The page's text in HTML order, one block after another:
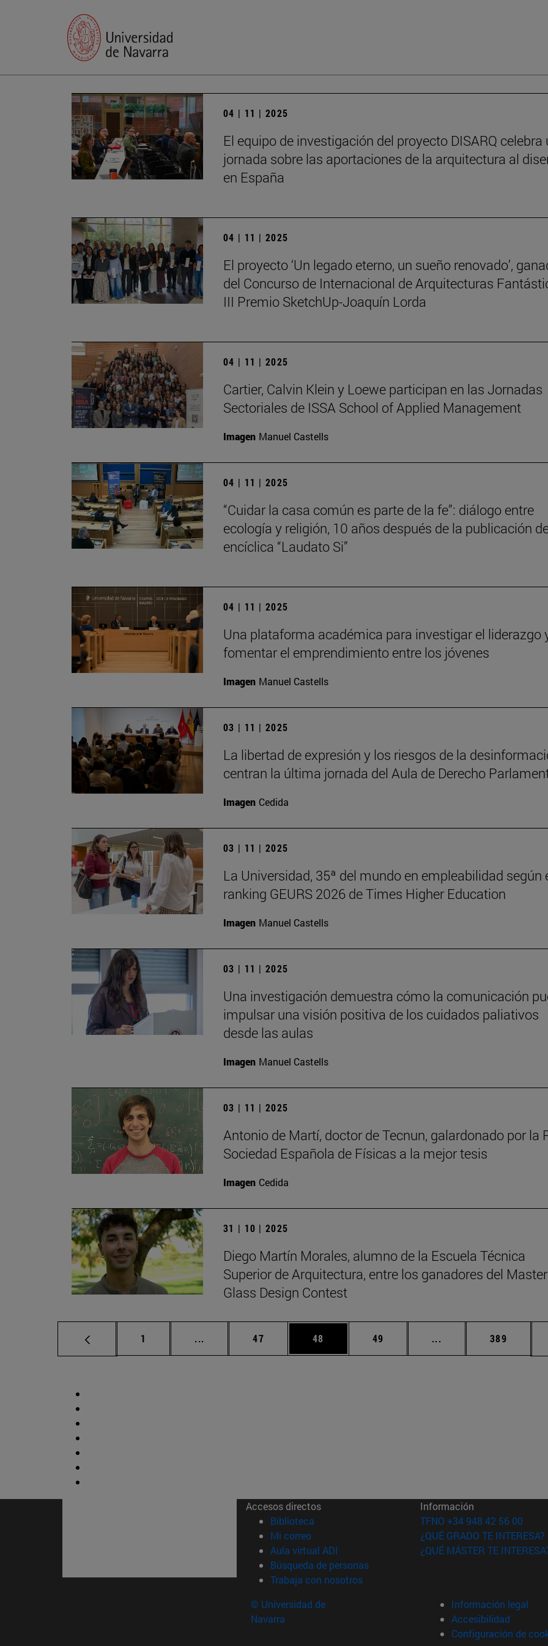
04 | 11 | 2025
El equipo de investigación del proyecto DISARQ celebra
jornada sobre las aportaciones de la arquitectura al
en España
04 | 11 | 2025
El proyecto ‘Un legado eterno, un sueño renovado’,
del Concurso de Internacional de Arquitecturas
III Premio SketchUp-Joaquín Lorda
04 | 11 | 2025
Cartier, Calvin Klein y Loewe participan en las Jornadas
Sectoriales de ISSA School of Applied Management
Imagen Manuel Castells
04 | 11 | 2025
“Cuidar la casa común es parte de la fe”: diálogo entre
ecología y religión, 10 años después de la publicación
encíclica “Laudato Si”
04 | 11 | 2025
Una plataforma académica para investigar el liderazgo
fomentar el emprendimiento entre los jóvenes
Imagen Manuel Castells
03 | 11 | 2025
La libertad de expresión y los riesgos de la
centran la última jornada del Aula de Derecho
Imagen Cedida
03 | 11 | 2025
La Universidad, 35ª del mundo en empleabilidad según
ranking GEURS 2026 de Times Higher Education
Imagen Manuel Castells
03 | 11 | 2025
Una investigación demuestra cómo la comunicación
impulsar una visión positiva de los cuidados paliativos
desde las aulas
Imagen Manuel Castells
03 | 11 | 2025
Antonio de Martí, doctor de Tecnun, galardonado por la
Sociedad Española de Físicas a la mejor tesis
Imagen Cedida
31 | 10 | 2025
Diego Martín Morales, alumno de la Escuela Técnica
Superior de Arquitectura, entre los ganadores del Master
Glass Design Contest
Página
1 ... Páginas intermedias Use TAB para desplazarse.
Página
47 Página
48 Página
49 ... Páginas intermedias
Página
389
Accesos directos
Biblioteca (abre en nueva ventana)
Mi correo(abre en nueva ventana)
Aula virtual ADI (abre en nueva ventana)
Búsqueda de personas(abre en nueva ventana)
Trabaja con nosotros(abre en nueva ventana)
Información
TFNO +34 948 42 56 00
¿QUÉ GRADO TE INTERESA?
¿QUÉ MÁSTER TE
© Universidad de
Navarra
Información legal
Accesibilidad
Configuración de